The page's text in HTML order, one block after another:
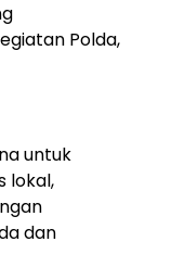
Polda,
untuk
lokal,
dan